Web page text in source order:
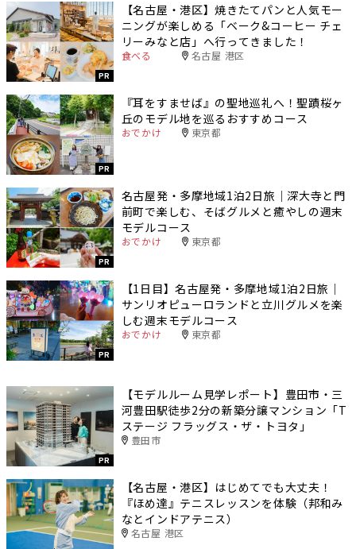
PR
【名古屋・港区】焼きたてパンと人気モー
ニングが楽しめる「ベーク&コーヒー チェ
リーみなと店」へ行ってきました！
食べる 名古屋 港区
PR
『耳をすませば』の聖地巡礼へ！聖蹟桜ヶ
丘のモデル地を巡るおすすめコース
おでかけ 東京都
PR
名古屋発・多摩地域1泊2日旅｜深大寺と門
前町で楽しむ、そばグルメと癒やしの週末
モデルコース
おでかけ 東京都
PR
【1日目】名古屋発・多摩地域1泊2日旅｜
サンリオピューロランドと立川グルメを楽
しむ週末モデルコース
おでかけ 東京都
PR
【モデルルーム見学レポート】豊田市・三
河豊田駅徒歩2分の新築分譲マンション「T
ステージ フラッグス・ザ・トヨタ」
豊田市
【名古屋・港区】はじめてでも大丈夫！
『ほめ達』テニスレッスンを体験（邦和み
なとインドアテニス）
名古屋 港区